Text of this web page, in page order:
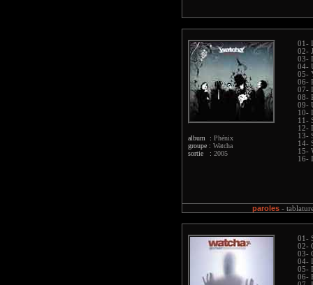
album : Phénix
groupe : Watcha
sortie : 2005
01-
02-
03-
04-
05-
06-
07-
08-
09-
10-
11-
12-
13-
14-
15-
16-
paroles-
01-
02-
03-
04-
05-
06-